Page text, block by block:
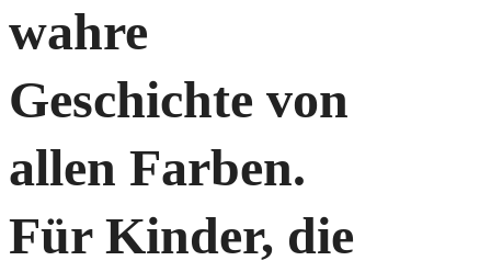
wahre
Geschichte von
allen Farben.
Für Kinder, die